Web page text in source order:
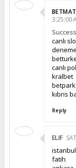
3:25:00
canlı
canlı
kralbet
betpark
kıbrıs
Reply
ELIF
istanbul
fatih